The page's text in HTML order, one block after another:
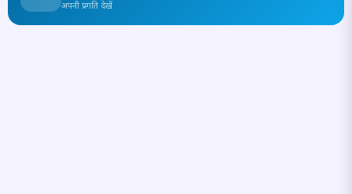
अपनी प्रगति देखें